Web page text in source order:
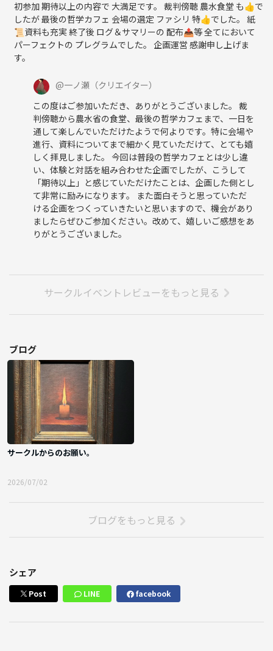
しくそぐわないと運営が判断した場合。
対話の記録・振り返りのため、当日の対話内容を録音し、後日、文章に
まとめる場合があります。
人的な体験談、私生活に関わる内容、個人が推測される可能性のある情
報は除き、テーマに関する論点や意見の要旨のみを扱います。
なお、録音データは文章化の目的にのみ使用し、文章化が完了次第、た
だちに削除いたします。
初参加 期待以上の内容で 大満足です。 裁判傍聴 農水食堂 も👍️で
したが 最後の哲学カフェ 会場の選定 ファシリ 特👍️でした。 紙
📜資料も充実 終了後 ログ＆サマリーの 配布📤️等 全てにおいて
パーフェクトの プレグラムでした。 企画運営 感謝申し上げま
す。
@一ノ瀬 （クリエイター）
この度はご参加いただき、ありがとうございました。 裁
判傍聴から農水省の食堂、最後の哲学カフェまで、一日を
通して楽しんでいただけたようで何よりです。特に会場や
進行、資料についてまで細かく見ていただけて、とても嬉
しく拝見しました。 今回は普段の哲学カフェとは少し違
い、体験と対話を組み合わせた企画でしたが、こうして
「期待以上」と感じていただけたことは、企画した側とし
て非常に励みになります。 また面白そうと思っていただ
ける企画をつくっていきたいと思いますので、機会があり
ましたらぜひご参加ください。改めて、嬉しいご感想をあ
りがとうございました。
サークルイベントレビューをもっと見る
ブログ
サークルからのお願い。
2026/07/02
ブログをもっと見る
シェア
Post LINE facebook